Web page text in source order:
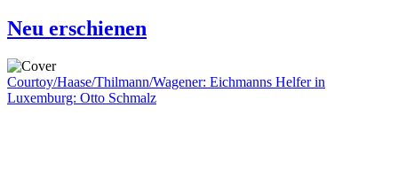
Neu erschienen
Courtoy/Haase/Thilmann/Wagener: Eichmanns Helfer in
Luxemburg: Otto Schmalz